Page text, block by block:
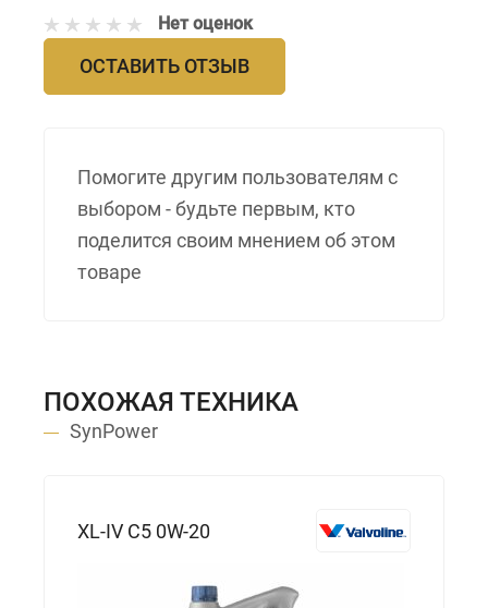
Нет оценок
ОСТАВИТЬ ОТЗЫВ
Помогите другим пользователям с
выбором - будьте первым, кто
поделится своим мнением об этом
товаре
ПОХОЖАЯ ТЕХНИКА
SynPower
XL-IV C5 0W-20